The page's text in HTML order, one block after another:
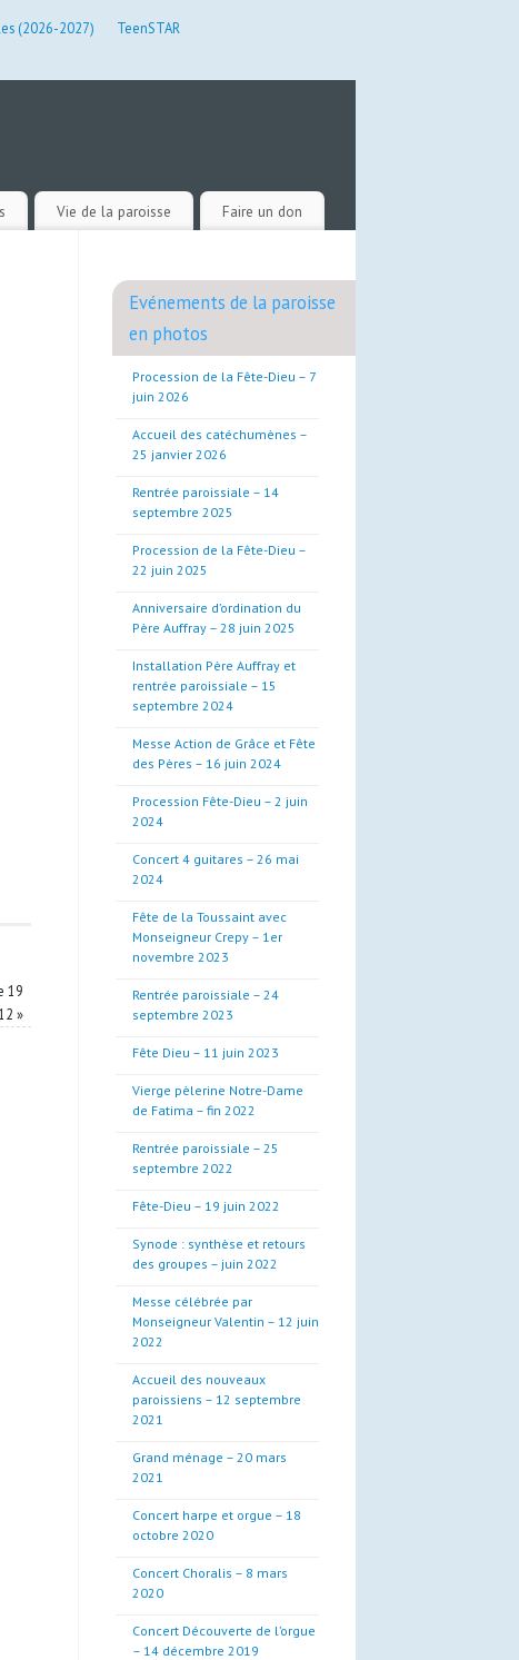
(2026-2027)
TeenSTAR
Vie de la paroisse Faire un don
19
»
Evénements de la paroisse
en photos
Procession de la Fête-Dieu – 7
juin 2026
Accueil des catéchumènes –
25 janvier 2026
Rentrée paroissiale – 14
septembre 2025
Procession de la Fête-Dieu –
22 juin 2025
Anniversaire d’ordination du
Père Auffray – 28 juin 2025
Installation Père Auffray et
rentrée paroissiale – 15
septembre 2024
Messe Action de Grâce et Fête
des Pères – 16 juin 2024
Procession Fête-Dieu – 2 juin
2024
Concert 4 guitares – 26 mai
2024
Fête de la Toussaint avec
Monseigneur Crepy – 1er
novembre 2023
Rentrée paroissiale – 24
septembre 2023
Fête Dieu – 11 juin 2023
Vierge pèlerine Notre-Dame
de Fatima – fin 2022
Rentrée paroissiale – 25
septembre 2022
Fête-Dieu – 19 juin 2022
Synode : synthèse et retours
des groupes – juin 2022
Messe célébrée par
Monseigneur Valentin – 12 juin
2022
Accueil des nouveaux
paroissiens – 12 septembre
2021
Grand ménage – 20 mars
2021
Concert harpe et orgue – 18
octobre 2020
Concert Choralis – 8 mars
2020
Concert Découverte de l’orgue
– 14 décembre 2019